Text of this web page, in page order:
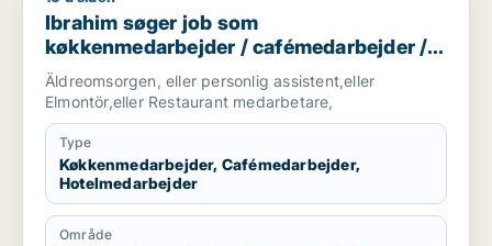
Ibrahim søger job som
køkkenmedarbejder / cafémedarbejder /
hotelmedarbejder
Äldreomsorgen, eller personlig assistent,eller
Elmontör,eller Restaurant medarbetare,
Type
Køkkenmedarbejder, Cafémedarbejder,
Hotelmedarbejder
Område